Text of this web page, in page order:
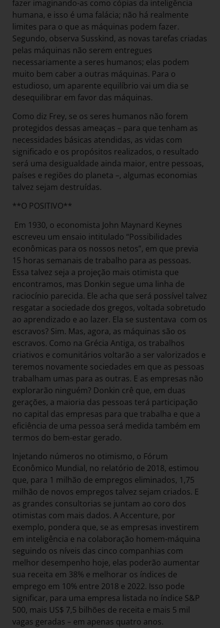
fazer imaginando-as como cópias da inteligência
humana, e isso é uma falácia; não há realmente
limites para o que as máquinas podem fazer.
Segundo, observa Susskind, as novas tarefas criadas
pelas máquinas não serem entregues
necessariamente a seres humanos; elas podem
muito bem caber a outras máquinas. Para o
estudioso, um aparente equilíbrio vai um dia se
desequilibrar em favor das máquinas.
Como diz Frey, se os seres humanos não forem
protegidos dessas ameaças – para que tenham as
necessidades básicas atendidas, as vidas com
significado e os propósitos realizados, o resultado
será uma desigualdade ainda maior, entre pessoas,
países e regiões do planeta –, algumas economias
talvez sejam destruídas.
**O POSITIVO**
Em 1930, o economista John Maynard Keynes
escreveu um ensaio intitulado “Possibilidades
econômicas para os nossos netos”, em que previa
15 horas semanais de trabalho para as pessoas.
Essa talvez seja a projeção mais otimista que
encontramos, mas Donkin segue uma linha de
raciocínio parecida. Ele acha que será possível talvez
resgatar a sociedade dos gregos, voltada sobretudo
ao aprendizado e ao lazer. Ela se sustentava com os
escravos? Sim. Mas, agora, as máquinas são os
escravos. Como na Grécia Antiga, os trabalhos
criativos e comunitários voltarão a ser valorizados e
teremos novamente sociedades em que as pessoas
trabalham umas para as outras. E as empresas não
explorarão ninguém? Donkin crê que, em duas
gerações, a maioria das pessoas terá participação
no capital das empresas para que trabalha e que a
eficiência de uma pessoa será medida também em
termos do bem-estar gerado.
Injetando números no otimismo, o Fórum
Econômico Mundial, no relatório de 2018, estimou
que, para 1 milhão de empregos eliminados, 1,75
milhão de novos empregos talvez sejam criados. E
as grandes consultorias se juntam ao coro dos
otimistas com mais dados. A Accenture, por
exemplo, pondera que, se as empresas investirem
em inteligência e na colaboração homem-máquina
seguindo os níveis das cinco companhias com
melhor desempenho hoje, elas poderão aumentar
sua receita em 38% e melhorar os índices de
emprego em 10% entre 2018 e 2022. Isso pode
significar, para uma empresa listada no índice S&P
500, mais US$ 7,5 bilhões de receita e mais 5 mil
vagas geradas – em apenas quatro anos.